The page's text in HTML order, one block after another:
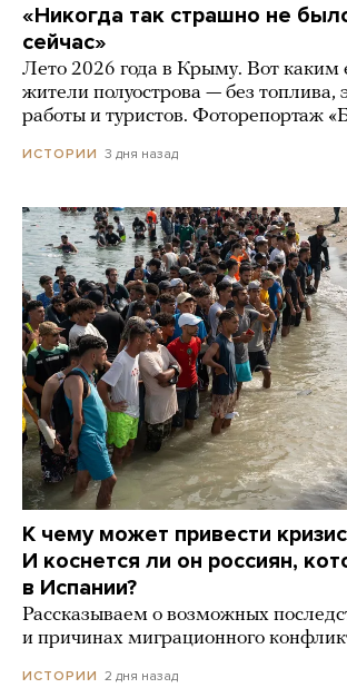
«Никогда так страшно не
сейчас»
Лето 2026 года в Крыму. Вот каким
жители полуострова — без топлива,
работы и туристов. Фоторепортаж
ИСТОРИИ 3 дня назад
К чему может привести
И коснется ли он россиян,
в Испании?
Рассказываем о возможных
и причинах миграционного
ИСТОРИИ 2 дня назад